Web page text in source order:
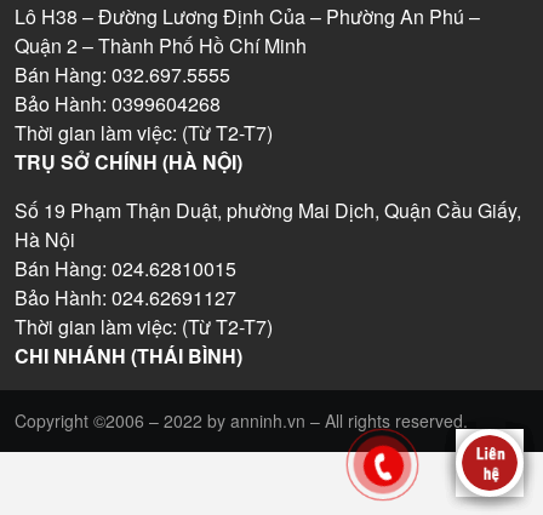
Lô H38 – Đường Lương Định Của – Phường An Phú –
Quận 2 – Thành Phố Hồ Chí Minh
Bán Hàng: 032.697.5555
Bảo Hành: 0399604268
Thời gian làm việc: (Từ T2-T7)
TRỤ SỞ CHÍNH (HÀ NỘI)
Số 19 Phạm Thận Duật, phường Mai Dịch, Quận Cầu Giấy,
Hà Nội
Bán Hàng: 024.62810015
Bảo Hành: 024.62691127
Thời gian làm việc: (Từ T2-T7)
CHI NHÁNH (THÁI BÌNH)
Copyright ©2006 – 2022 by anninh.vn – All rights reserved.